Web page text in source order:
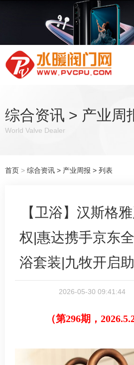
综合资讯 > 产业周
World Valve Dealer
首页 > 综合资讯 > 产业周报 > 列表
【卫浴】汉斯格
权|惠达携手京东
浴套装|九牧开启
2026-05-30
（第296期，